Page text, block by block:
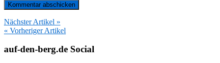
Nächster Artikel »
« Vorheriger Artikel
auf-den-berg.de Social